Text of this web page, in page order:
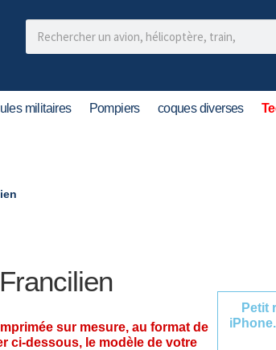
militaires Pompiers coques diverses
sur mesure, au format de
ci-dessous, le modèle de votre
Petit